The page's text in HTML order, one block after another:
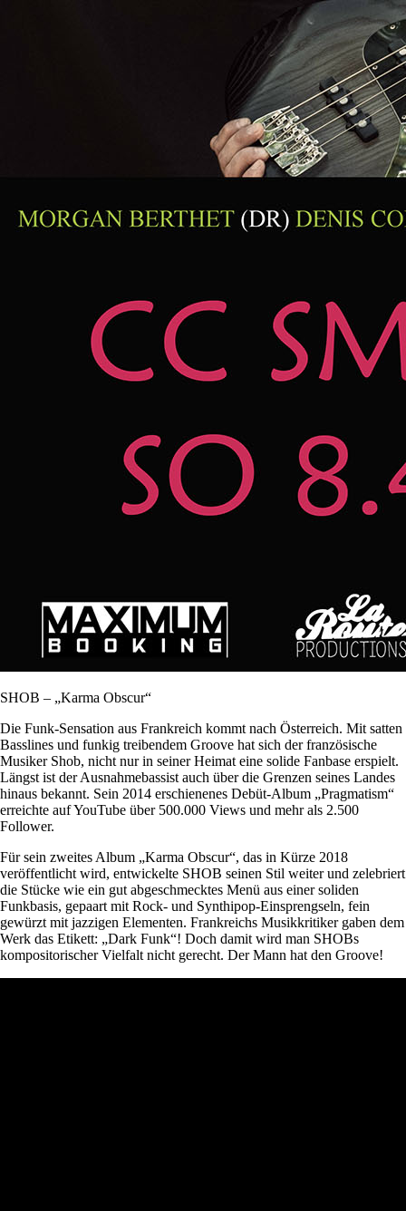
SHOB – „Karma Obscur“
Die Funk-Sensation aus Frankreich kommt nach Österreich. Mit satten
Basslines und funkig treibendem Groove hat sich der französische
Musiker Shob, nicht nur in seiner Heimat eine solide Fanbase erspielt.
Längst ist der Ausnahmebassist auch über die Grenzen seines Landes
hinaus bekannt. Sein 2014 erschienenes Debüt-Album „Pragmatism“
erreichte auf YouTube über 500.000 Views und mehr als 2.500
Follower.
Für sein zweites Album „Karma Obscur“, das in Kürze 2018
veröffentlicht wird, entwickelte SHOB seinen Stil weiter und zelebriert
die Stücke wie ein gut abgeschmecktes Menü aus einer soliden
Funkbasis, gepaart mit Rock- und Synthipop-Einsprengseln, fein
gewürzt mit jazzigen Elementen. Frankreichs Musikkritiker gaben dem
Werk das Etikett: „Dark Funk“! Doch damit wird man SHOBs
kompositorischer Vielfalt nicht gerecht. Der Mann hat den Groove!